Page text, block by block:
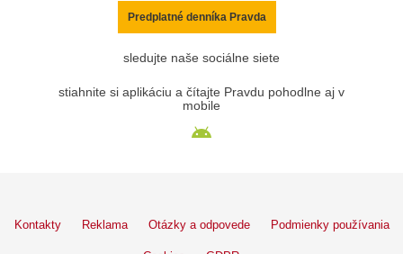
Predplatné denníka Pravda
sledujte naše sociálne siete
stiahnite si aplikáciu a čítajte Pravdu pohodlne aj v
mobile
Kontakty Reklama Otázky a odpovede Podmienky používania